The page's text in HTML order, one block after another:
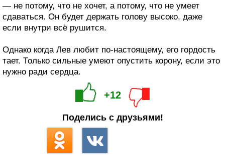
— не потому, что не хочет, а потому, что не умеет
сдаваться. Он будет держать голову высоко, даже
если внутри всё рушится.
Однако когда Лев любит по-настоящему, его гордость
тает. Только сильные умеют опустить корону, если это
нужно ради сердца.
+12
Поделись с друзьями!